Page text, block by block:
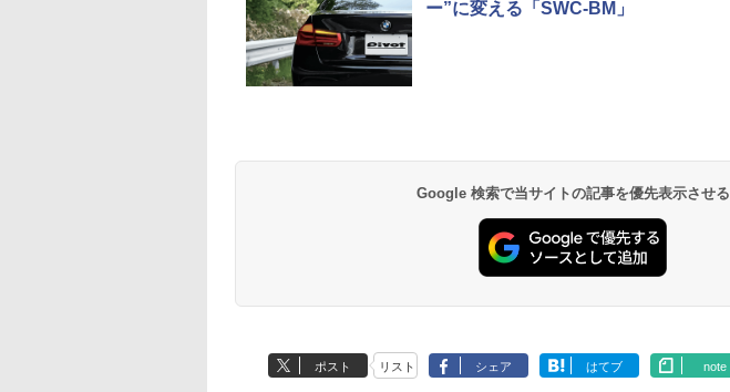
ー”に変える「SWC-BM」
Google 検索で当サイトの記事を優先表示させる
ポスト リスト シェア はてブ note